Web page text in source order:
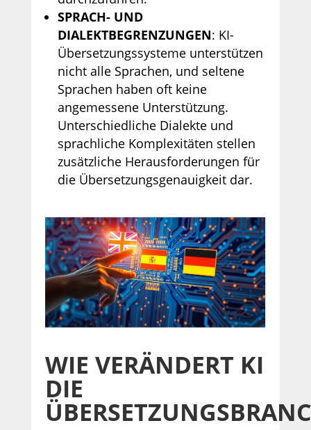
SPRACH- UND
DIALEKTBEGRENZUNGEN: KI-
Übersetzungssysteme unterstützen
nicht alle Sprachen, und seltene
Sprachen haben oft keine
angemessene Unterstützung.
Unterschiedliche Dialekte und
sprachliche Komplexitäten stellen
zusätzliche Herausforderungen für
die Übersetzungsgenauigkeit dar.
WIE VERÄNDERT KI
DIE